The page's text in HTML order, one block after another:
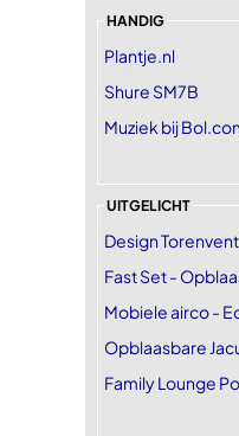
HANDIG
Plantje.nl
Shure SM7B
Muziek bij
UITGELICHT
Design
Fast Set -
Mobiele airco -
Opblaasbare
Family Lounge